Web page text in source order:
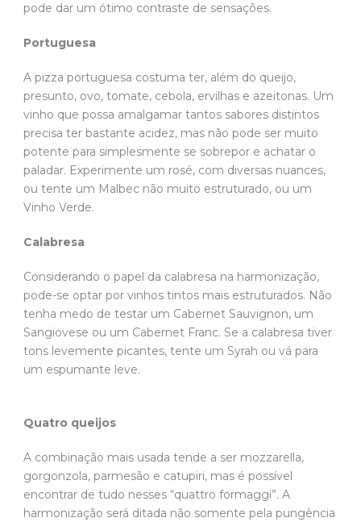
pode dar um ótimo contraste de sensações.
Portuguesa
A pizza portuguesa costuma ter, além do queijo,
presunto, ovo, tomate, cebola, ervilhas e azeitonas. Um
vinho que possa amalgamar tantos sabores distintos
precisa ter bastante acidez, mas não pode ser muito
potente para simplesmente se sobrepor e achatar o
paladar. Experimente um rosé, com diversas nuances,
ou tente um Malbec não muito estruturado, ou um
Vinho Verde.
Calabresa
Considerando o papel da calabresa na harmonização,
pode-se optar por vinhos tintos mais estruturados. Não
tenha medo de testar um Cabernet Sauvignon, um
Sangiovese ou um Cabernet Franc. Se a calabresa tiver
tons levemente picantes, tente um Syrah ou vá para
um espumante leve.
Quatro queijos
A combinação mais usada tende a ser mozzarella,
gorgonzola, parmesão e catupiri, mas é possível
encontrar de tudo nesses “quattro formaggi”. A
harmonização será ditada não somente pela pungência